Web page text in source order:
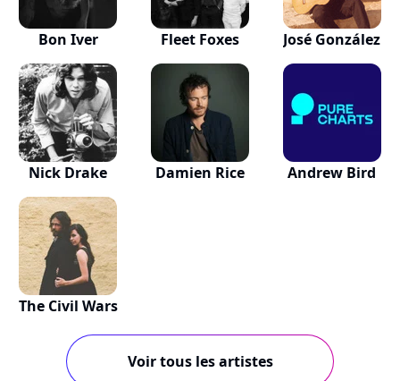
Bon Iver Fleet Foxes José González
Nick Drake Damien Rice Andrew Bird
The Civil Wars
Voir tous les artistes